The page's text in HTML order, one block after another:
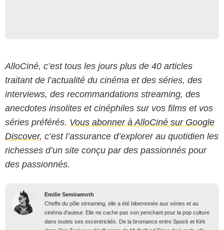
AlloCiné, c’est tous les jours plus de 40 articles
traitant de l’actualité du cinéma et des séries, des
interviews, des recommandations streaming, des
anecdotes insolites et cinéphiles sur vos films et vos
séries préférés. Vous abonner à AlloCiné sur Google
Discover, c’est l’assurance d’explorer au quotidien les
richesses d’un site conçu par des passionnés pour
des passionnés.
Emilie Semiramoth
Cheffe du pôle streaming, elle a été biberonnée aux séries et au
cinéma d'auteur. Elle ne cache pas son penchant pour la pop culture
dans toutes ses excentricités. De la bromance entre Spock et Kirk